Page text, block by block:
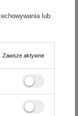
lub
Zawsze aktywne